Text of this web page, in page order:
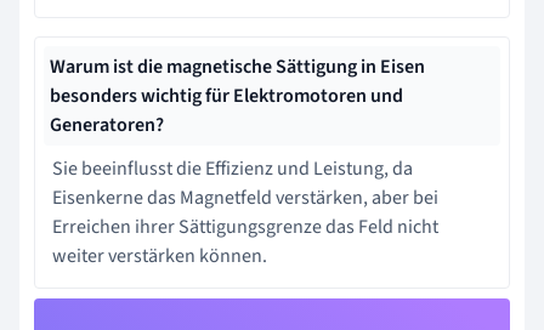
Warum ist die magnetische Sättigung in Eisen
besonders wichtig für Elektromotoren und
Generatoren?
Sie beeinflusst die Effizienz und Leistung, da
Eisenkerne das Magnetfeld verstärken, aber bei
Erreichen ihrer Sättigungsgrenze das Feld nicht
weiter verstärken können.